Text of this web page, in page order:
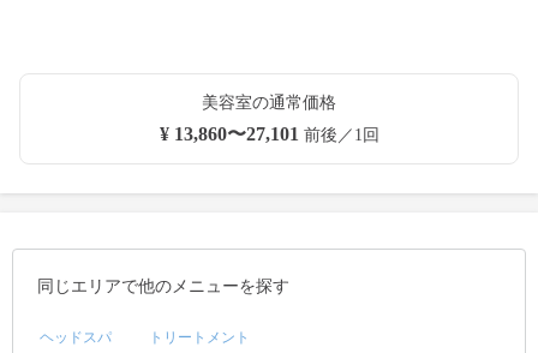
美容室の通常価格
¥ 13,860〜27,101 前後／1回
同じエリアで他のメニューを探す
ヘッドスパ トリートメント